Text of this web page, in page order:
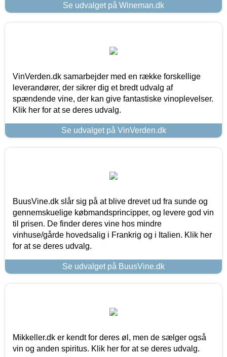
Se udvalget på Wineman.dk
VinVerden.dk samarbejder med en række forskellige
leverandører, der sikrer dig et bredt udvalg af
spændende vine, der kan give fantastiske vinoplevelser.
Klik her for at se deres udvalg.
Se udvalget på VinVerden.dk
BuusVine.dk slår sig på at blive drevet ud fra sunde og
gennemskuelige købmandsprincipper, og levere god vin
til prisen. De finder deres vine hos mindre
vinhuse/gårde hovedsalig i Frankrig og i Italien. Klik her
for at se deres udvalg.
Se udvalget på BuusVine.dk
Mikkeller.dk er kendt for deres øl, men de sælger også
vin og anden spiritus. Klik her for at se deres udvalg.